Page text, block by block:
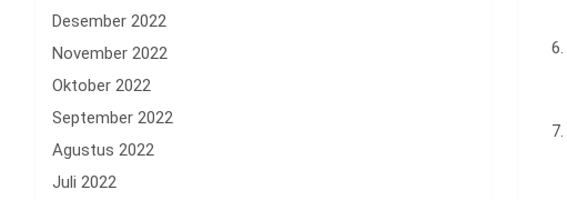
Desember 2022
November 2022
Oktober 2022
September 2022
Agustus 2022
Juli 2022